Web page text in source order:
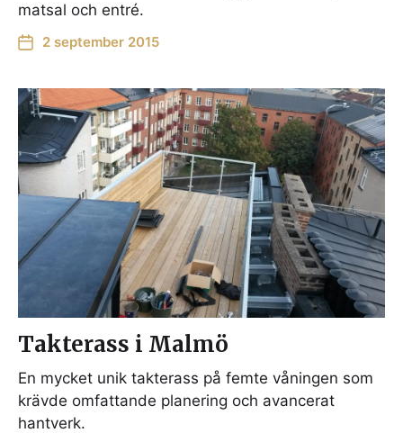
matsal och entré.
2 september 2015
Takterass i Malmö
En mycket unik takterass på femte våningen som
krävde omfattande planering och avancerat
hantverk.